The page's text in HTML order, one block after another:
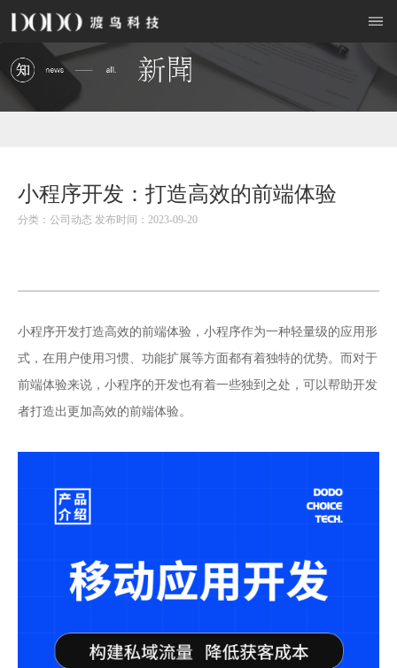
小程序开发：打造高效的前端体验
分类：公司动态 发布时间：2023-09-20
小程序开发打造高效的前端体验，小程序作为一种轻量级的应用形
式，在用户使用习惯、功能扩展等方面都有着独特的优势。而对于
前端体验来说，小程序的开发也有着一些独到之处，可以帮助开发
者打造出更加高效的前端体验。